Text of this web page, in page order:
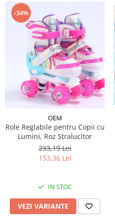
-34%
OEM
Role Reglabile pentru Copii cu
Lumini, Roz Stralucitor
233,19 Lei
153,36 Lei
IN STOC
VEZI VARIANTE